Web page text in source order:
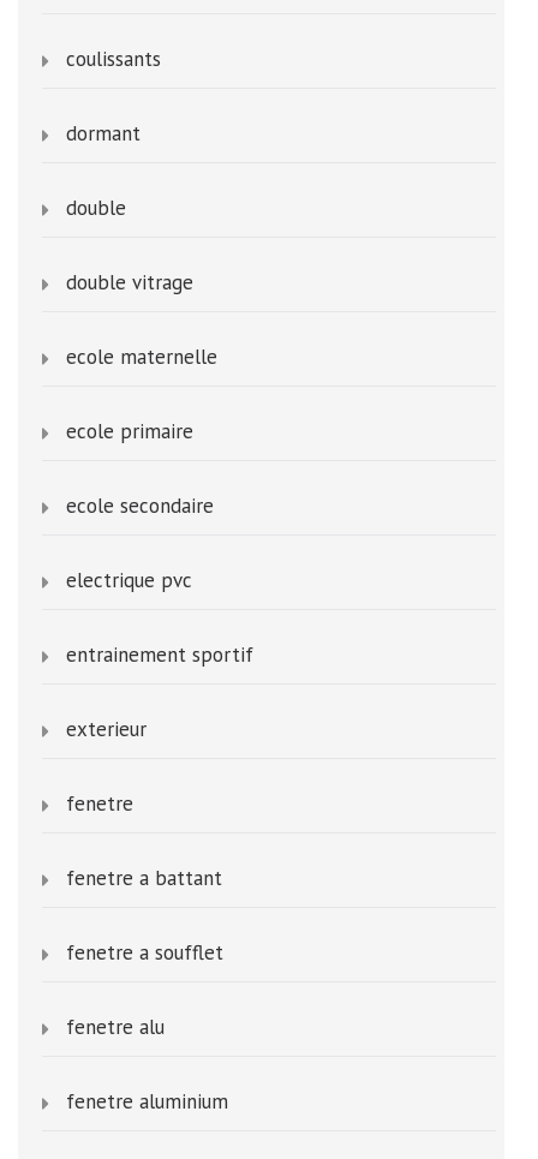
coulissants
dormant
double
double vitrage
ecole maternelle
ecole primaire
ecole secondaire
electrique pvc
entrainement sportif
exterieur
fenetre
fenetre a battant
fenetre a soufflet
fenetre alu
fenetre aluminium